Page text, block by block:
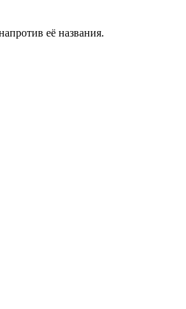
её названия.